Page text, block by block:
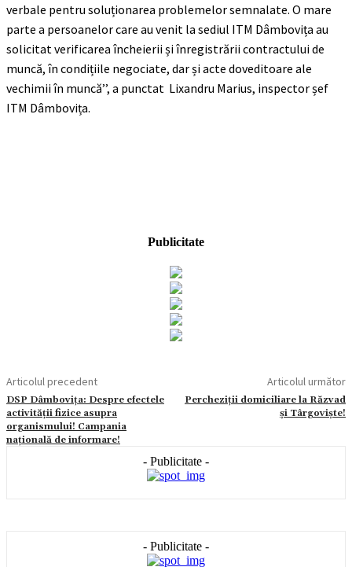
verbale pentru soluționarea problemelor semnalate. O mare
parte a persoanelor care au venit la sediul ITM Dâmbovița au
solicitat verificarea încheierii și înregistrării contractului de
muncă, în condițiile negociate, dar și acte doveditoare ale
vechimii în muncă’’, a punctat Lixandru Marius, inspector șef
ITM Dâmbovița.
Publicitate
Articolul precedent
DSP Dâmbovița: Despre efectele
activității fizice asupra
organismului! Campania
națională de informare!
Articolul următor
Percheziții domiciliare la Răzvad
și Târgoviște!
- Publicitate -
- Publicitate -